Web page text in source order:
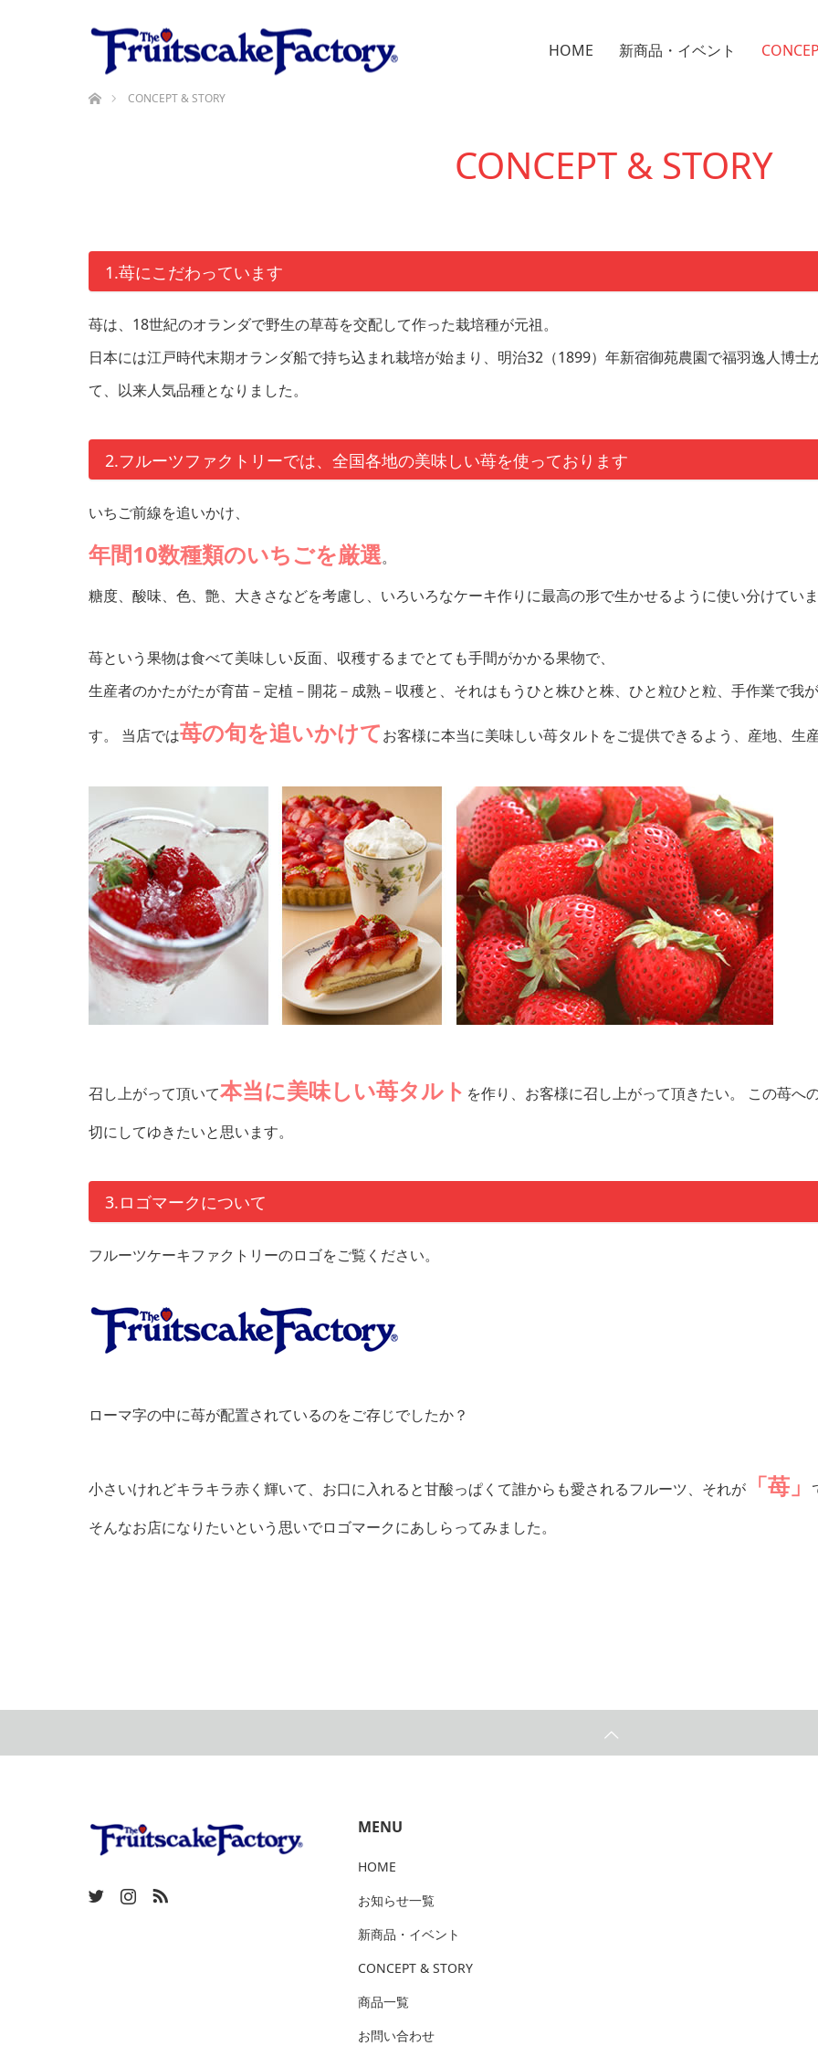
HOME 新商品・イベント
ホーム
CONCEPT & STORY
CONCEPT & STORY
1.苺にこだわっています
苺は、18世紀のオランダで野生の草苺を交配して作った栽培種が元祖。
日本には江戸時代末期オランダ船で持ち込まれ栽培が始まり、明治32（1899）年新宿御苑農園で福羽逸人博
て、以来人気品種となりました。
2.フルーツファクトリーでは、全国各地の美味しい苺を使っております
いちご前線を追いかけ、
年間10数種類のいちごを厳選。
糖度、酸味、色、艶、大きさなどを考慮し、いろいろなケーキ作りに最高の形で生かせるように使い分けてい
苺という果物は食べて美味しい反面、収穫するまでとても手間がかかる果物で、
生産者のかたがたが育苗－定植－開花－成熟－収穫と、それはもうひと株ひと株、ひと粒ひと粒、手作業で我
す。 当店では苺の旬を追いかけてお客様に本当に美味しい苺タルトをご提供できるよう、産地、生
召し上がって頂いて本当に美味しい苺タルト を作り、お客様に召し上がって頂きたい。 この苺
切にしてゆきたいと思います。
3.ロゴマークについて
フルーツケーキファクトリーのロゴをご覧ください。
ローマ字の中に苺が配置されているのをご存じでしたか？
小さいけれどキラキラ赤く輝いて、お口に入れると甘酸っぱくて誰からも愛されるフルーツ、それが 「苺」
そんなお店になりたいという思いでロゴマークにあしらってみました。
MENU
HOME
お知らせ一覧
新商品・イベント
CONCEPT & STORY
商品一覧
お問い合わせ